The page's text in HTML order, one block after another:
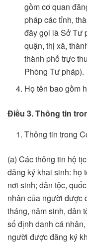
gồm cơ quan
pháp các tỉnh,
đây gọi là Sở Tư
quận, thị xã,
thành phố trực
Phòng Tư pháp).
Họ tên bao gồm
Điều 3. Thông tin
Thông tin trong
(a) Các thông tin hộ
đăng ký khai sinh: họ
nơi sinh; dân tộc,
nhân của người được
tháng, năm sinh, dân
số định danh cá
người được đăng ký